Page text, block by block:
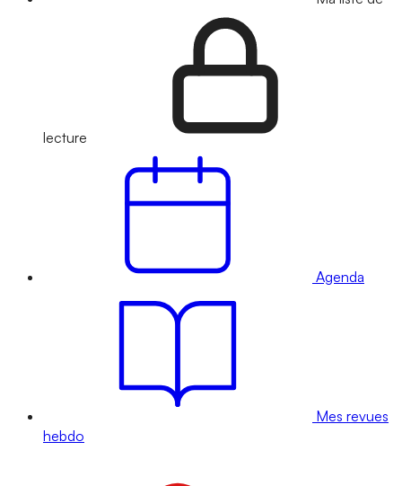
lecture
Agenda
Mes revues
hebdo